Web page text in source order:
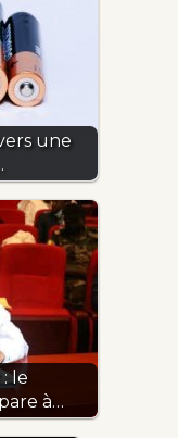
une
le
à…